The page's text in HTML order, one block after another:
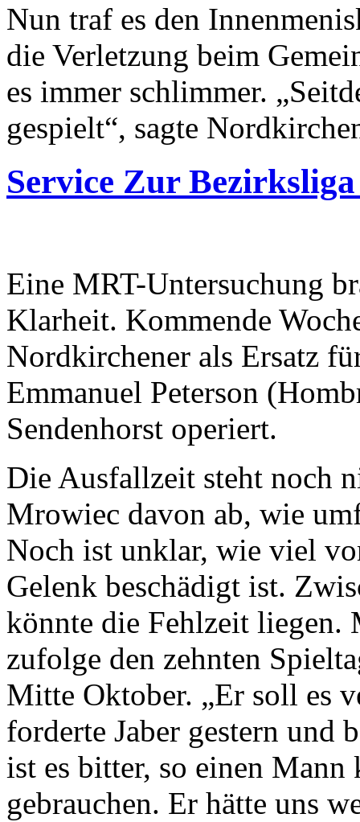
Nun traf es den
die Verletzung beim
es immer schlimmer.
gespielt“, sagte
Service Zur
Eine MRT-Untersuchung
Klarheit. Kommende
Nordkirchener als Ersatz
Emmanuel Peterson
Sendenhorst operiert.
Die Ausfallzeit steht noch
Mrowiec davon ab, wie
Noch ist unklar, wie viel
Gelenk beschädigt ist.
könnte die Fehlzeit liegen.
zufolge den zehnten
Mitte Oktober. „Er soll es
forderte Jaber gestern und
ist es bitter, so einen
gebrauchen. Er hätte uns